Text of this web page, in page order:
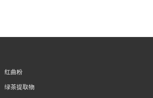
红曲粉
绿茶提取物